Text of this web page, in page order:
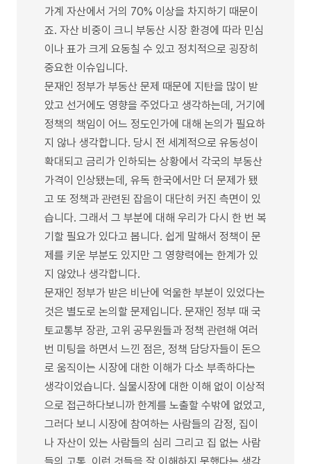
가계 자산에서 거의 70% 이상을 차지하기 때문이
죠. 자산 비중이 크니 부동산 시장 환경에 따라 민심
이나 표가 크게 요동칠 수 있고 정치적으로 굉장히
중요한 이슈입니다.
문재인 정부가 부동산 문제 때문에 지탄을 많이 받
았고 선거에도 영향을 주었다고 생각하는데, 거기에
정책의 책임이 어느 정도인가에 대해 논의가 필요하
지 않나 생각합니다. 당시 전 세계적으로 유동성이
확대되고 금리가 인하되는 상황에서 각국의 부동산
가격이 인상됐는데, 유독 한국에서만 더 문제가 됐
고 또 정책과 관련된 잡음이 대단히 커진 측면이 있
습니다. 그래서 그 부분에 대해 우리가 다시 한 번 복
기할 필요가 있다고 봅니다. 쉽게 말해서 정책이 문
제를 키운 부분도 있지만 그 영향력에는 한계가 있
지 않았나 생각합니다.
문재인 정부가 받은 비난에 억울한 부분이 있었다는
것은 별도로 논의할 문제입니다. 문재인 정부 때 국
토교통부 장관, 고위 공무원들과 정책 관련해 여러
번 미팅을 하면서 느낀 점은, 정책 담당자들이 돈으
로 움직이는 시장에 대한 이해가 다소 부족하다는
생각이었습니다. 실물시장에 대한 이해 없이 이상적
으로 접근하다보니까 한계를 노출할 수밖에 없었고,
그러다 보니 시장에 참여하는 사람들의 감정, 집이
나 자산이 있는 사람들의 심리 그리고 집 없는 사람
들의 고통, 이런 것들을 잘 이해하지 못했다는 생각